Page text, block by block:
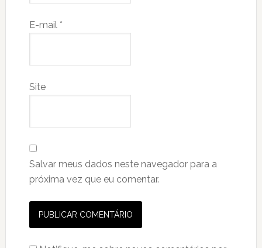
E-mail *
Site
Salvar meus dados neste navegador para a
próxima vez que eu comentar.